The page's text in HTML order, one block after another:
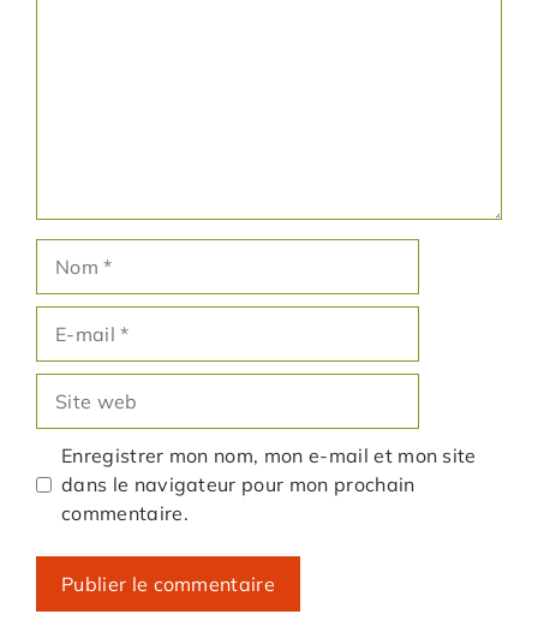
mail
web
Enregistrer mon nom, mon e-mail et mon site
dans le navigateur pour mon prochain
commentaire.